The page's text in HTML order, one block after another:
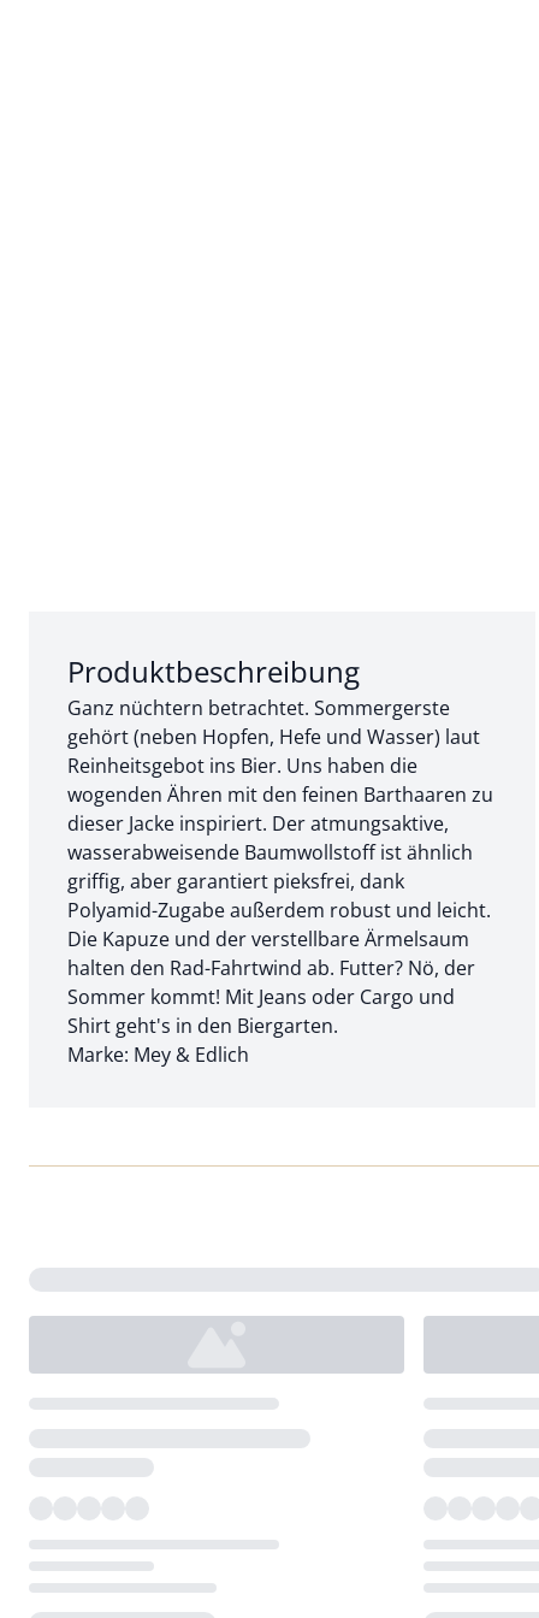
Abschnitt 1 von 3:
Produktbeschreibung
Ganz nüchtern betrachtet. Sommergerste
gehört (neben Hopfen, Hefe und Wasser) laut
Reinheitsgebot ins Bier. Uns haben die
wogenden Ähren mit den feinen Barthaaren zu
dieser Jacke inspiriert. Der atmungsaktive,
wasserabweisende Baumwollstoff ist ähnlich
griffig, aber garantiert pieksfrei, dank
Polyamid-Zugabe außerdem robust und leicht.
Die Kapuze und der verstellbare Ärmelsaum
halten den Rad-Fahrtwind ab. Futter? Nö, der
Sommer kommt! Mit Jeans oder Cargo und
Shirt geht's in den Biergarten.
Marke: Mey & Edlich